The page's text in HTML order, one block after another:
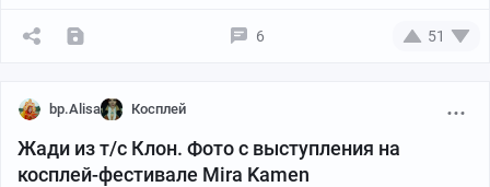
Первый ориджинал / Последний ориджинал
6 51
bp.Alisa Косплей
Жади из т/с Клон. Фото с выступления на
косплей-фестивале Mira Kamen